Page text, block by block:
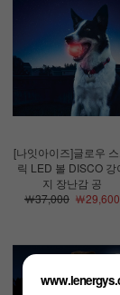
[나잇아이즈]글로우
릭 LED 볼 DISCO 강
지 장난감 공
￦37,000￦29,600